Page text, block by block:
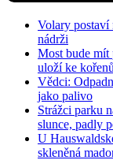
Volary postaví
nádrži
Most bude mít
uloží ke
Vědci:
jako palivo
Strážci parku
slunce, padly
U
skleněná